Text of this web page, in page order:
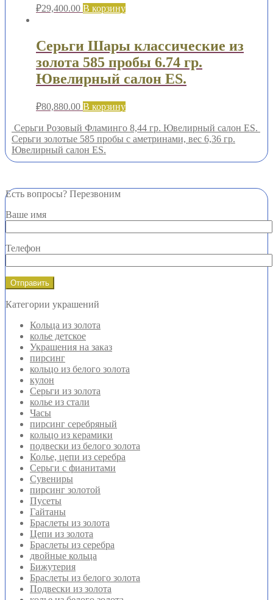
₽29,400.00 В корзину
Серьги Шары классические из
золота 585 пробы 6.74 гр.
Ювелирный салон ES.
₽80,880.00 В корзину
Серьги Розовый Фламинго 8,44 гр. Ювелирный салон ES.
Серьги золотые 585 пробы с аметринами, вес 6,36 гр.
Ювелирный салон ES.
Есть вопросы? Перезвоним
Ваше имя
Телефон
Категории украшений
Кольца из золота
колье детское
Украшения на заказ
пирсинг
кольцо из белого золота
кулон
Серьги из золота
колье из стали
Часы
пирсинг серебряный
кольцо из керамики
подвески из белого золота
Колье, цепи из серебра
Серьги с фианитами
Сувениры
пирсинг золотой
Пусеты
Гайтаны
Браслеты из золота
Цепи из золота
Браслеты из серебра
двойные кольца
Бижутерия
Браслеты из белого золота
Подвески из золота